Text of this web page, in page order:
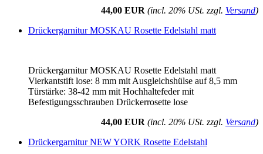
44,00 EUR (incl. 20% USt. zzgl. Versand)
Drückergarnitur MOSKAU Rosette Edelstahl matt
Drückergarnitur MOSKAU Rosette Edelstahl matt
Vierkantstift lose: 8 mm mit Ausgleichshülse auf 8,5 mm
Türstärke: 38-42 mm mit Hochhaltefeder mit
Befestigungsschrauben Drückerrosette lose
44,00 EUR (incl. 20% USt. zzgl. Versand)
Drückergarnitur NEW YORK Rosette Edelstahl